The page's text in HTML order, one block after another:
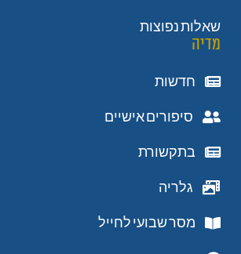
שאלות נפוצות
מדיה
חדשות
סיפורים אישיים
בתקשורת
גלריה
מסר שבועי לחייל